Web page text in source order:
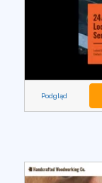
Podgląd